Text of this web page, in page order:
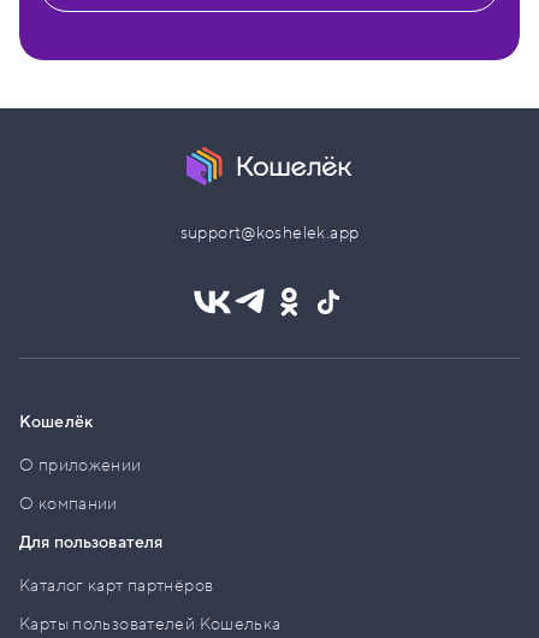
support@koshelek.app
Кошелёк
О приложении
О компании
Для пользователя
Каталог карт партнёров
Карты пользователей Кошелька